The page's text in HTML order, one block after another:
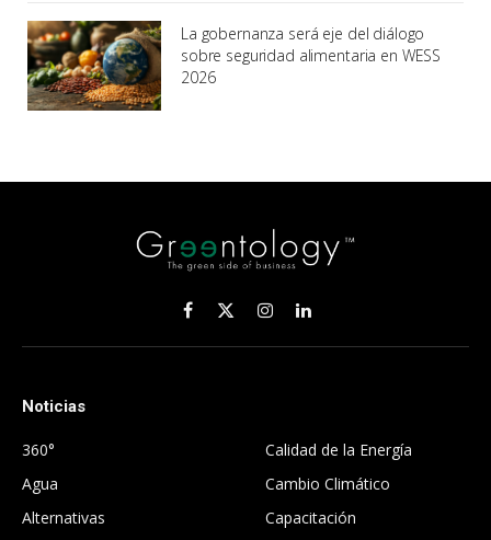
La gobernanza será eje del diálogo
sobre seguridad alimentaria en WESS
2026
Facebook
X
(Twitter)
InstagramLinkedIn
Noticias
360°
Agua
Alternativas
Calidad de la Energía
Cambio Climático
Capacitación